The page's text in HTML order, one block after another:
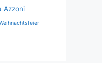
Azzoni